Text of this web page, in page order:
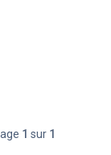
1 sur 1